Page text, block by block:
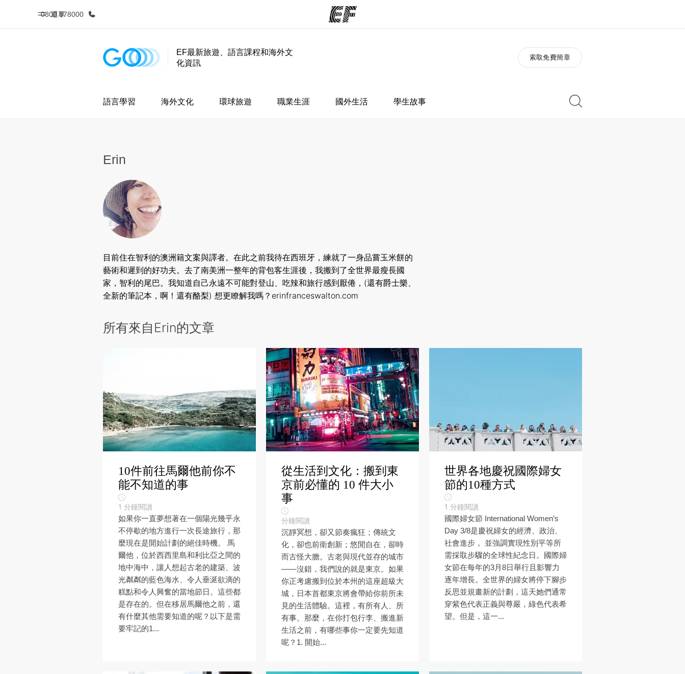
選單
0800 878000
首頁
EF最新旅遊、語言課程和海外文
化資訊
索取免費簡章
語言學習 海外文化 環球旅遊 職業生涯 國外生活 學生故事
Erin
目前住在智利的澳洲籍文案與譯者。在此之前我待在西班牙，練就了一身品嘗玉米餅的
藝術和遲到的好功夫。去了南美洲一整年的背包客生涯後，我搬到了全世界最瘦長國
家，智利的尾巴。我知道自己永遠不可能對登山、吃辣和旅行感到厭倦，(還有爵士樂、
全新的筆記本，啊！還有酪梨) 想更瞭解我嗎？erinfranceswalton.com
所有來自Erin的文章
10件前往馬爾他前你不
能不知道的事
1 分鐘閱讀
如果你一直夢想著在一個陽光幾乎永
不停歇的地方進行一次長途旅行，那
麼現在是開始計劃的絕佳時機。 馬
爾他，位於西西里島和利比亞之間的
地中海中，讓人想起古老的建築、波
光粼粼的藍色海水、令人垂涎欲滴的
糕點和令人興奮的當地節日。這些都
是存在的。但在移居馬爾他之前，還
有什麼其他需要知道的呢？以下是需
要牢記的1...
從生活到文化：搬到東
京前必懂的 10 件大小
事
分鐘閱讀
沉靜冥想，卻又節奏瘋狂；傳統文
化，卻也前衛創新；悠閒自在，卻時
而古怪大膽。古老與現代並存的城市
——沒錯，我們說的就是東京。如果
你正考慮搬到位於本州的這座超級大
城，日本首都東京將會帶給你前所未
見的生活體驗。這裡，有所有人、所
有事。那麼，在你打包行李、搬進新
生活之前，有哪些事你一定要先知道
呢？1. 開始...
世界各地慶祝國際婦女
節的10種方式
1 分鐘閱讀
國際婦女節 International Women’s
Day 3/8是慶祝婦女的經濟、政治、
社會進步， 並強調實現性別平等所
需採取步驟的全球性紀念日。國際婦
女節在每年的3月8日舉行且影響力
逐年增長。全世界的婦女將停下腳步
反思並規畫新的計劃，這天她們通常
穿紫色代表正義與尊嚴，綠色代表希
望。但是，這一...